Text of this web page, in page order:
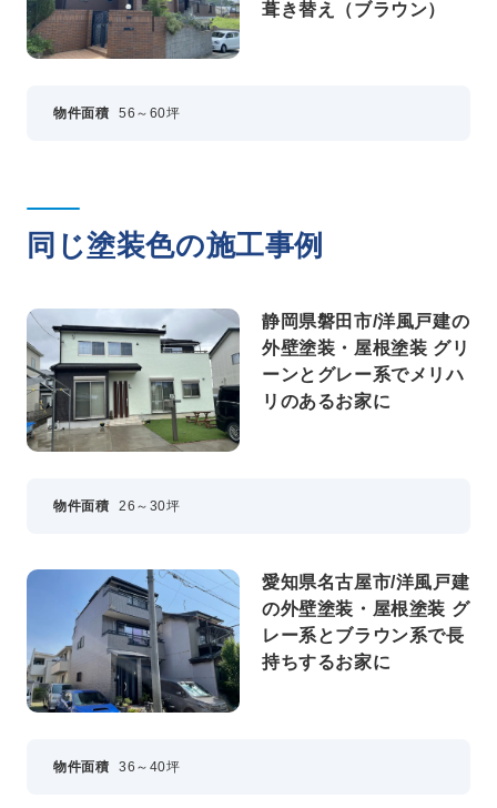
葺き替え（ブラウン）
物件面積 56～60坪
同じ塗装色の施工事例
静岡県磐田市/洋風戸建の
外壁塗装・屋根塗装 グリ
ーンとグレー系でメリハ
リのあるお家に
物件面積 26～30坪
愛知県名古屋市/洋風戸建
の外壁塗装・屋根塗装 グ
レー系とブラウン系で長
持ちするお家に
物件面積 36～40坪